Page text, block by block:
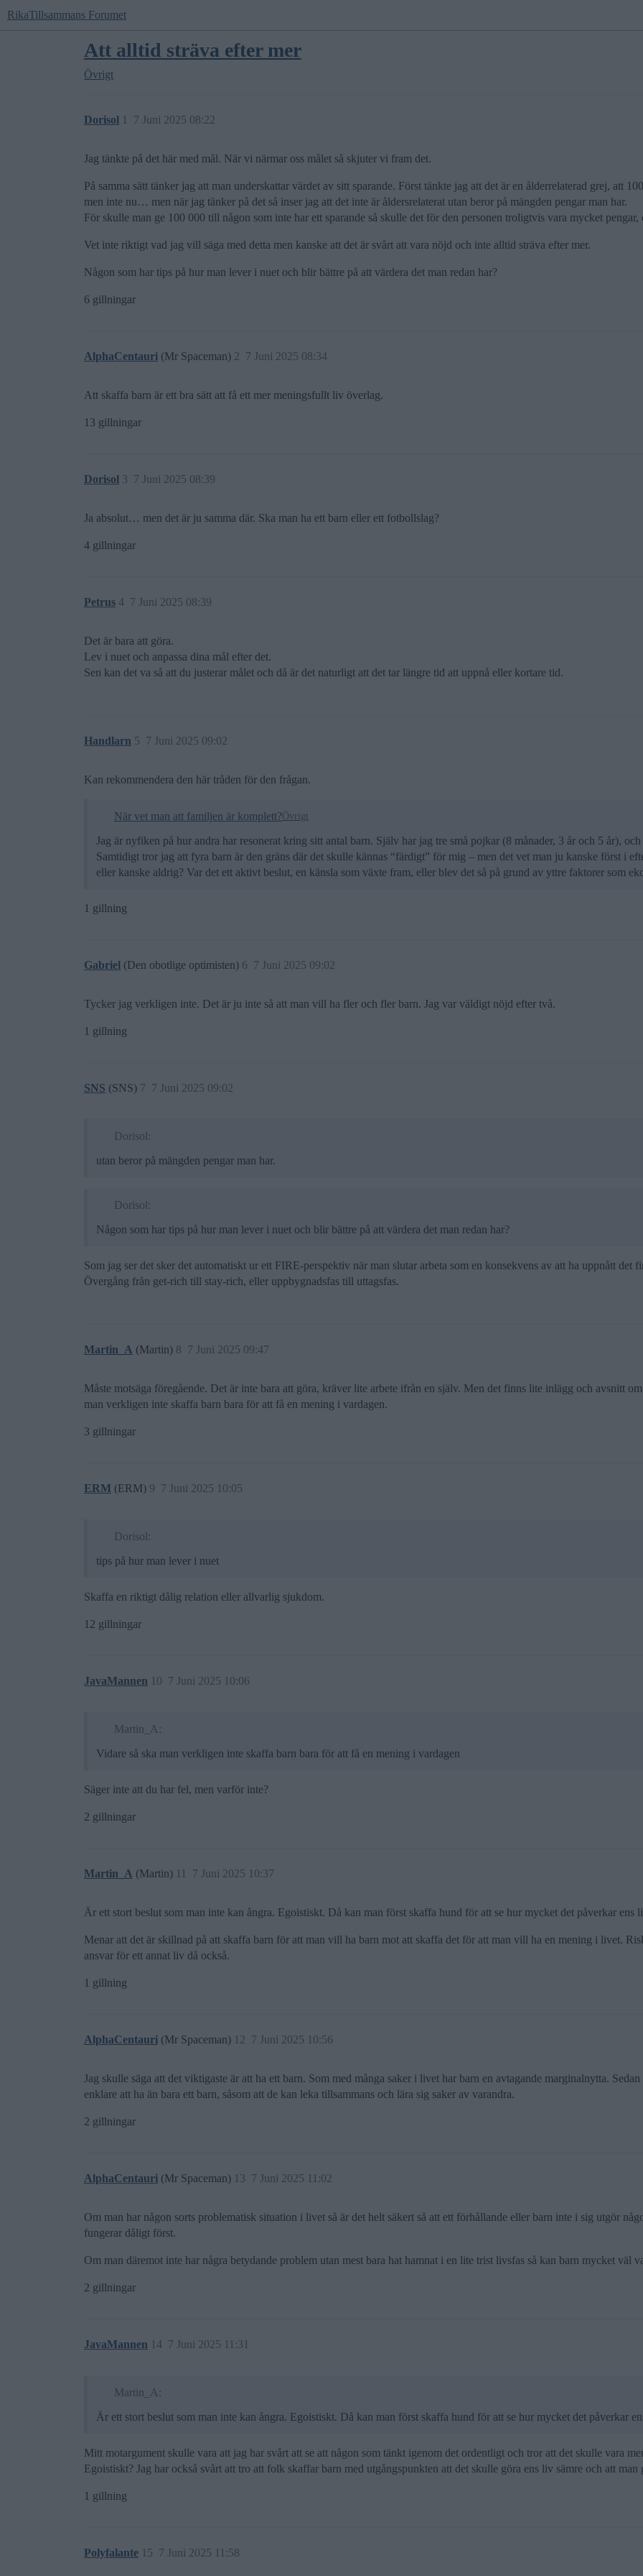
RikaTillsammans Forumet
Att alltid sträva efter mer
Övrigt
Dorisol 7 Juni 2025 08:22
1
Jag tänkte på det här med mål. När vi närmar oss målet så skjuter vi fram det.
På samma sätt tänker jag att man underskattar värdet av sitt sparande. Först tänkte jag att det är en ålderrelaterad grej, att
men inte nu… men när jag tänker på det så inser jag att det inte är åldersrelaterat utan beror på mängden pengar man har.
För skulle man ge 100 000 till någon som inte har ett sparande så skulle det för den personen troligtvis vara mycket pengar,
Vet inte riktigt vad jag vill säga med detta men kanske att det är svårt att vara nöjd och inte alltid sträva efter mer.
Någon som har tips på hur man lever i nuet och blir bättre på att värdera det man redan har?
6 gillningar
AlphaCentauri (Mr Spaceman) 7 Juni 2025 08:34
2
Att skaffa barn är ett bra sätt att få ett mer meningsfullt liv överlag.
13 gillningar
Dorisol 7 Juni 2025 08:39
3
Ja absolut… men det är ju samma där. Ska man ha ett barn eller ett fotbollslag?
4 gillningar
Petrus 7 Juni 2025 08:39
4
Det är bara att göra.
Lev i nuet och anpassa dina mål efter det.
Sen kan det va så att du justerar målet och då är det naturligt att det tar längre tid att uppnå eller kortare tid.
Handlarn 7 Juni 2025 09:02
5
Kan rekommendera den här tråden för den frågan.
När vet man att familjen är komplett?Övrigt
Jag är nyfiken på hur andra har resonerat kring sitt antal barn. Själv har jag tre små pojkar (8 månader, 3 år och 5 år),
Samtidigt tror jag att fyra barn är den gräns där det skulle kännas “färdigt” för mig – men det vet man ju kanske först i
eller kanske aldrig? Var det ett aktivt beslut, en känsla som växte fram, eller blev det så på grund av yttre faktorer som
1 gillning
Gabriel (Den obotlige optimisten) 7 Juni 2025 09:02
6
Tycker jag verkligen inte. Det är ju inte så att man vill ha fler och fler barn. Jag var väldigt nöjd efter två.
1 gillning
SNS (SNS) 7 Juni 2025 09:02
7
Dorisol:
utan beror på mängden pengar man har.
Dorisol:
Någon som har tips på hur man lever i nuet och blir bättre på att värdera det man redan har?
Som jag ser det sker det automatiskt ur ett FIRE-perspektiv när man slutar arbeta som en konsekvens av att ha uppnått det
Övergång från get-rich till stay-rich, eller uppbygnadsfas till uttagsfas.
Martin_A (Martin) 7 Juni 2025 09:47
8
Måste motsäga föregående. Det är inte bara att göra, kräver lite arbete ifrån en själv. Men det finns lite inlägg och avsnitt
man verkligen inte skaffa barn bara för att få en mening i vardagen.
3 gillningar
ERM (ERM) 7 Juni 2025 10:05
9
Dorisol:
tips på hur man lever i nuet
Skaffa en riktigt dålig relation eller allvarlig sjukdom.
12 gillningar
JavaMannen 7 Juni 2025 10:06
10
Martin_A:
Vidare så ska man verkligen inte skaffa barn bara för att få en mening i vardagen
Säger inte att du har fel, men varför inte?
2 gillningar
Martin_A (Martin) 7 Juni 2025 10:37
11
Är ett stort beslut som man inte kan ångra. Egoistiskt. Då kan man först skaffa hund för att se hur mycket det påverkar ens
Menar att det är skillnad på att skaffa barn för att man vill ha barn mot att skaffa det för att man vill ha en mening i livet.
ansvar för ett annat liv då också.
1 gillning
AlphaCentauri (Mr Spaceman) 7 Juni 2025 10:56
12
Jag skulle säga att det viktigaste är att ha ett barn. Som med många saker i livet har barn en avtagande marginalnytta.
enklare att ha än bara ett barn, såsom att de kan leka tillsammans och lära sig saker av varandra.
2 gillningar
AlphaCentauri (Mr Spaceman) 7 Juni 2025 11:02
13
Om man har någon sorts problematisk situation i livet så är det helt säkert så att ett förhållande eller barn inte i sig utgör
fungerar dåligt först.
Om man däremot inte har några betydande problem utan mest bara hat hamnat i en lite trist livsfas så kan barn mycket väl
2 gillningar
JavaMannen 7 Juni 2025 11:31
14
Martin_A:
Är ett stort beslut som man inte kan ångra. Egoistiskt. Då kan man först skaffa hund för att se hur mycket det påverkar
Mitt motargument skulle vara att jag har svårt att se att någon som tänkt igenom det ordentligt och tror att det skulle vara
Egoistiskt? Jag har också svårt att tro att folk skaffar barn med utgångspunkten att det skulle göra ens liv sämre och att
1 gillning
Polyfalante 7 Juni 2025 11:58
15